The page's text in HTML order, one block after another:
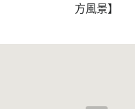
方風景】